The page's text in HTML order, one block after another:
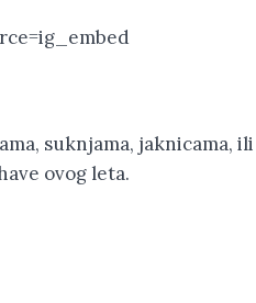
suknjama, jaknicama, ili
ovog leta.